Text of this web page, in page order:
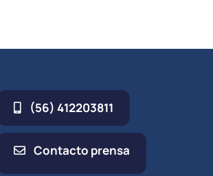
(56) 412203811
Contacto prensa